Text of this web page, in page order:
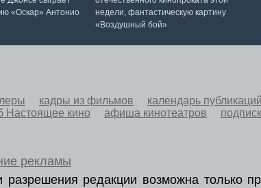
«Оскар» Антонио
недели, фантастическую картину
«Воздушный бой»
кадры из фильмов календарь публикаций
Настоящее кино афиша кинотеатров
рекламы
редакции возможна только